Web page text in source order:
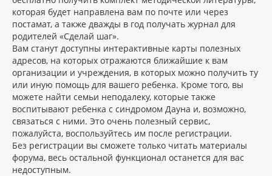
которая будет направлена вам по почте или через
постамат, а также дважды в год получать журнал для
родителей «Сделай шаг».
Вам станут доступны интерактивные карты полезных
адресов, на которых отражаются ближайшие к вам
организации и учреждения, в которых можно получить ту
или иную помощь для вашего ребенка. Кроме того, вы
можете найти семьи неподалеку, которые также
воспитывают ребенка с синдромом Дауна и, возможно,
связаться с ними. Это очень полезный сервис,
пожалуйста, воспользуйтесь им после регистрации.
Без регистрации вы сможете только читать материалы
форума, весь остальной функционал останется для вас
недоступным.